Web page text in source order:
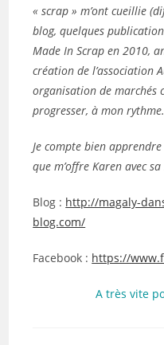
« scrap » m’ont cueillie
blog, quelques
Made In Scrap en 2010,
création de l’association
organisation de marchés
progresser, à mon rythme.
Je compte bien
que m’offre Karen avec
Blog : http://magaly-
blog.com/
Facebook : https://
A très vite